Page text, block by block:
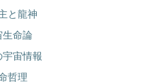
と龍神
生命論
宙情報
哲理